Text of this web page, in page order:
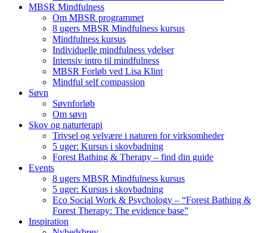
MBSR Mindfulness
Om MBSR programmet
8 ugers MBSR Mindfulness kursus
Mindfulness kursus
Individuelle mindfulness ydelser
Intensiv intro til mindfulness
MBSR Forløb ved Lisa Klint
Mindful self compassion
Søvn
Søvnforløb
Om søvn
Skov og naturterapi
Trivsel og velvære i naturen for virksomheder
5 uger: Kursus i skovbadning
Forest Bathing & Therapy – find din guide
Events
8 ugers MBSR Mindfulness kursus
5 uger: Kursus i skovbadning
Eco Social Work & Psychology – “Forest Bathing &
Forest Therapy: The evidence base”
Inspiration